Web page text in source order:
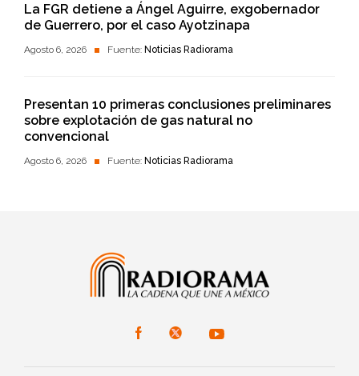
La FGR detiene a Ángel Aguirre, exgobernador
de Guerrero, por el caso Ayotzinapa
Agosto 6, 2026 Fuente: Noticias Radiorama
Presentan 10 primeras conclusiones preliminares
sobre explotación de gas natural no
convencional
Agosto 6, 2026 Fuente: Noticias Radiorama